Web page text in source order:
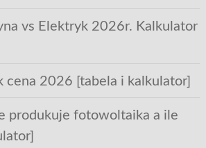
vs Elektryk 2026r. Kalkulator
cena 2026 [tabela i kalkulator]
produkuje fotowoltaika a ile